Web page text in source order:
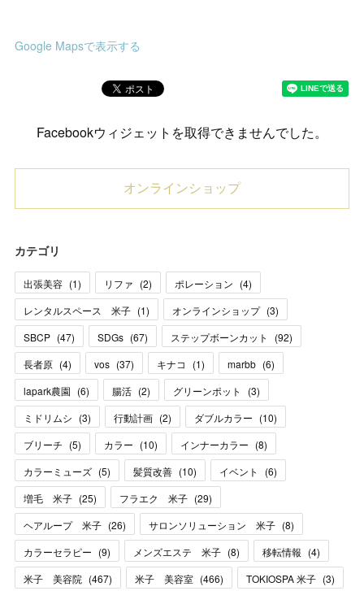
Google Mapsで表示する
Facebookウィジェットを取得できませんでした。
オンラインショップ
カテゴリ
出張美容 (1) リファ (2) ポレーション (4)
レンタルスペース 米子 (1) オンラインショップ (3)
SBCP (47) SDGs (67) ステップボーンカット (92)
長者原 (4) vos (37) キナコ (1) marbb (6)
lapark農園 (6) 腸活 (2) グリーンポット (3)
ミドリムシ (3) 行動計画 (2) ダブルカラー (10)
ブリーチ (5) カラー (10) インナーカラー (8)
カラーミューズ (5) 髪質改善 (10) イベント (6)
増毛 米子 (25) フラエク 米子 (29)
ヘアループ 米子 (26) サロンソリューション 米子 (8)
カラーセラピー (9) メンズエステ 米子 (8) 移転情報 (4)
米子 美容院 (467) 米子 美容室 (466) TOKIOSPA 米子 (3)